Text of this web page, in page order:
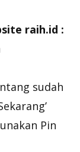
raih.id :
sudah
Pin